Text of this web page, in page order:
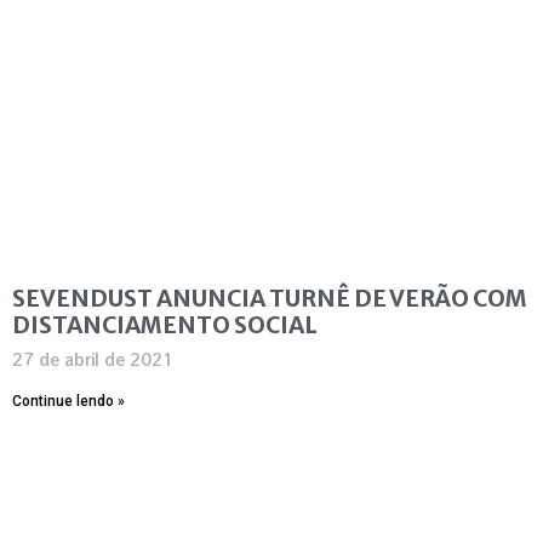
SEVENDUST ANUNCIA TURNÊ DE VERÃO COM
DISTANCIAMENTO SOCIAL
27 de abril de 2021
Continue lendo »